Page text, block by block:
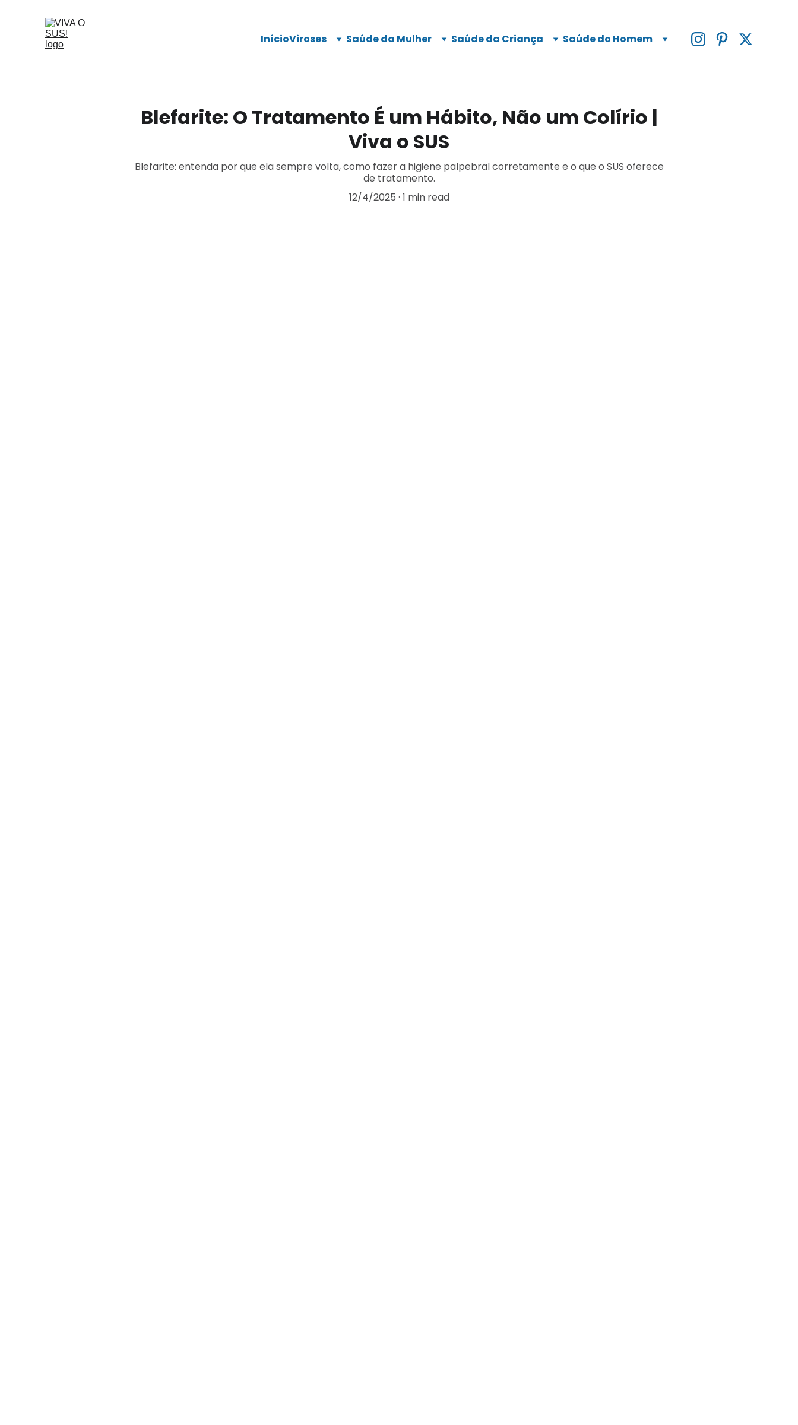
InícioViroses Saúde da Mulher Saúde da Criança Saúde do Homem
Blefarite: O Tratamento É um Hábito, Não um Colírio |
Viva o SUS
Blefarite: entenda por que ela sempre volta, como fazer a higiene palpebral corretamente e o que o SUS oferece
de tratamento.
12/4/2025 1 min read